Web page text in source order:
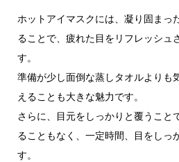
ホットアイマスクには、凝り固まっ
ることで、疲れた目をリフレッシュ
す。
準備が少し面倒な蒸しタオルよりも
えることも大きな魅力です。
さらに、目元をしっかりと覆うこと
ることもなく、一定時間、目をしっ
す。